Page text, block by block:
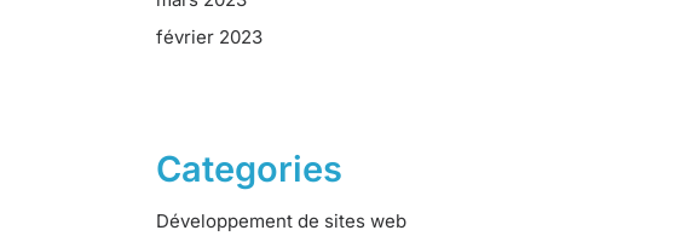
février 2023
Categories
Développement de sites web